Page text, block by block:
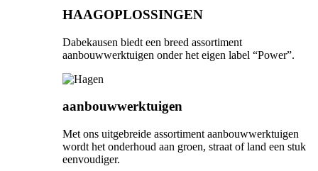
HAAGOPLOSSINGEN
Dabekausen biedt een breed assortiment
aanbouwwerktuigen onder het eigen label “Power”.
aanbouwwerktuigen
Met ons uitgebreide assortiment aanbouwwerktuigen
wordt het onderhoud aan groen, straat of land een stuk
eenvoudiger.